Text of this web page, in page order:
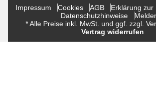
Impressum Cookies AGB
Erklärung zur
Datenschutzhinweise
* Alle Preise inkl. MwSt. und ggf. zzgl.
Vertrag widerrufen